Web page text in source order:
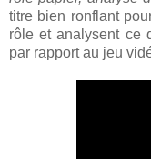
titre bien ronflant
rôle et analysent ce
par rapport au jeu